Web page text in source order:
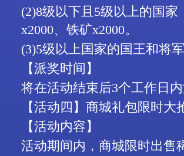
(2)8级以下且 5级以上的国家
x2000、铁矿x2000。
(3)5级以上国家的国王和将
【派奖时间】
将在活动结束后3个工作日
【活动四】商城礼包限时大
【活动内容】
活动期间内，商城限时出售